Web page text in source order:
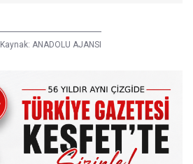
Kaynak: ANADOLU AJANSI